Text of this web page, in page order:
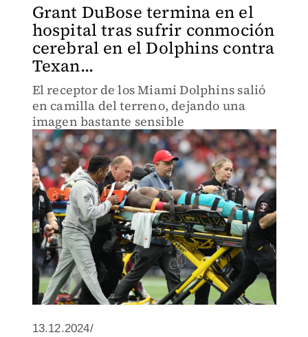
Grant DuBose termina en el
hospital tras sufrir conmoción
cerebral en el Dolphins contra
Texan...
El receptor de los Miami Dolphins salió
en camilla del terreno, dejando una
imagen bastante sensible
13.12.2024/